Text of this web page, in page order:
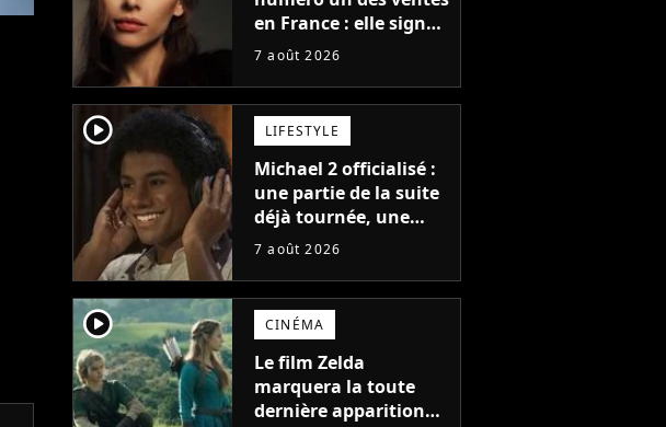
en France : elle signe
le meilleur démarrage
son album Petal
7 août 2026
player2 LIFESTYLE
Michael 2 officialisé :
une partie de la suite
déjà tournée, une
sortie possible en
7 août 2026
player2 CINÉMA
Le film Zelda
marquera la toute
dernière apparition